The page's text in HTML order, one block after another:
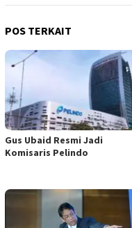
POS TERKAIT
​Gus Ubaid Resmi Jadi
Komisaris Pelindo